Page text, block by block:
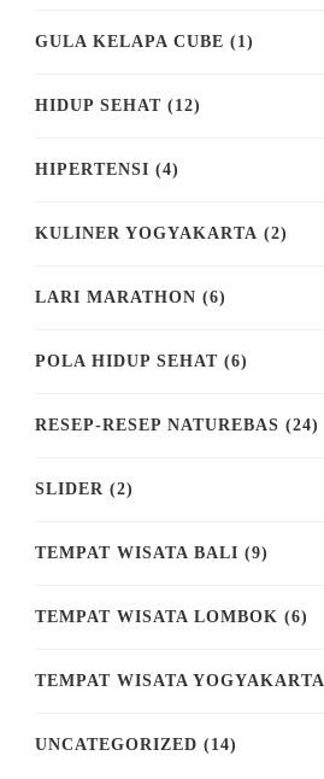
GULA KELAPA CUBE (1)
HIDUP SEHAT (12)
HIPERTENSI (4)
KULINER YOGYAKARTA (2)
LARI MARATHON (6)
POLA HIDUP SEHAT (6)
RESEP-RESEP NATUREBAS (24)
SLIDER (2)
TEMPAT WISATA BALI (9)
TEMPAT WISATA LOMBOK (6)
TEMPAT WISATA YOGYAKARTA
UNCATEGORIZED (14)